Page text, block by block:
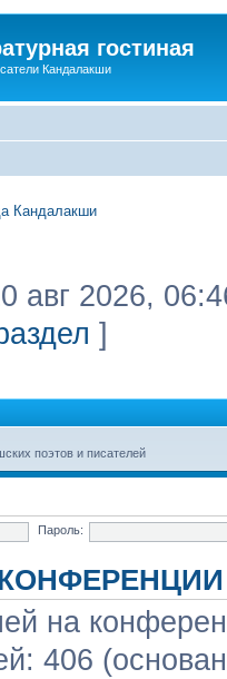
гостиная
Кандалакши
Кандалакши
авг 2026,
]
поэтов и писателей
Пароль:
на
406